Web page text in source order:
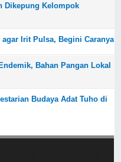
Dikepung Kelompok
Irit Pulsa, Begini Caranya
Bahan Pangan Lokal
Budaya Adat Tuho di